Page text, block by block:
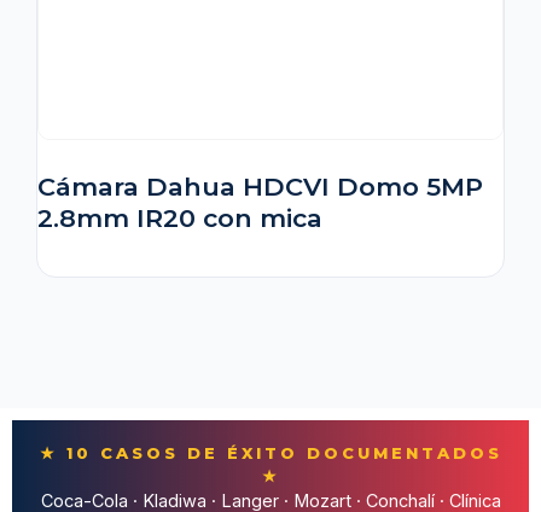
Cámara Dahua HDCVI Domo 5MP
2.8mm IR20 con mica
★ 10 CASOS DE ÉXITO DOCUMENTADOS
★
Coca-Cola · Kladiwa · Langer · Mozart · Conchalí · Clínica